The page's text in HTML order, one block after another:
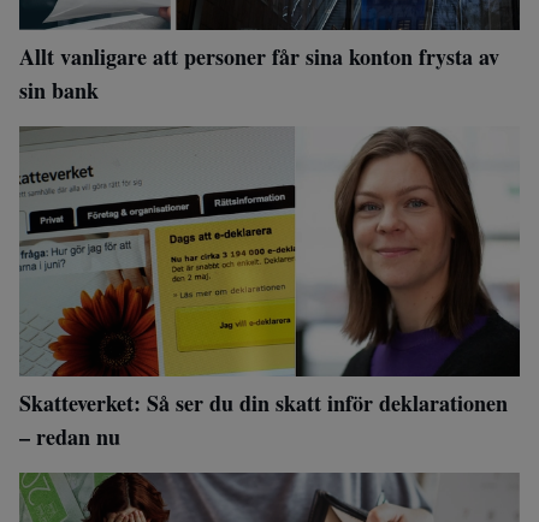
Allt vanligare att personer får sina konton frysta av
sin bank
Skatteverket: Så ser du din skatt inför deklarationen
– redan nu